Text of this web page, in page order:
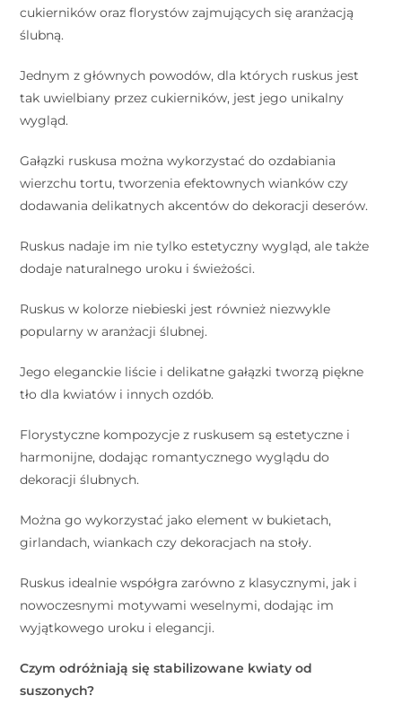
cukierników oraz florystów zajmujących się aranżacją
ślubną.
Jednym z głównych powodów, dla których ruskus jest
tak uwielbiany przez cukierników, jest jego unikalny
wygląd.
Gałązki ruskusa można wykorzystać do ozdabiania
wierzchu tortu, tworzenia efektownych wianków czy
dodawania delikatnych akcentów do dekoracji deserów.
Ruskus nadaje im nie tylko estetyczny wygląd, ale także
dodaje naturalnego uroku i świeżości.
Ruskus w kolorze niebieski jest również niezwykle
popularny w aranżacji ślubnej.
Jego eleganckie liście i delikatne gałązki tworzą piękne
tło dla kwiatów i innych ozdób.
Florystyczne kompozycje z ruskusem są estetyczne i
harmonijne, dodając romantycznego wyglądu do
dekoracji ślubnych.
Można go wykorzystać jako element w bukietach,
girlandach, wiankach czy dekoracjach na stoły.
Ruskus idealnie współgra zarówno z klasycznymi, jak i
nowoczesnymi motywami weselnymi, dodając im
wyjątkowego uroku i elegancji.
Czym odróżniają się stabilizowane kwiaty od
suszonych?